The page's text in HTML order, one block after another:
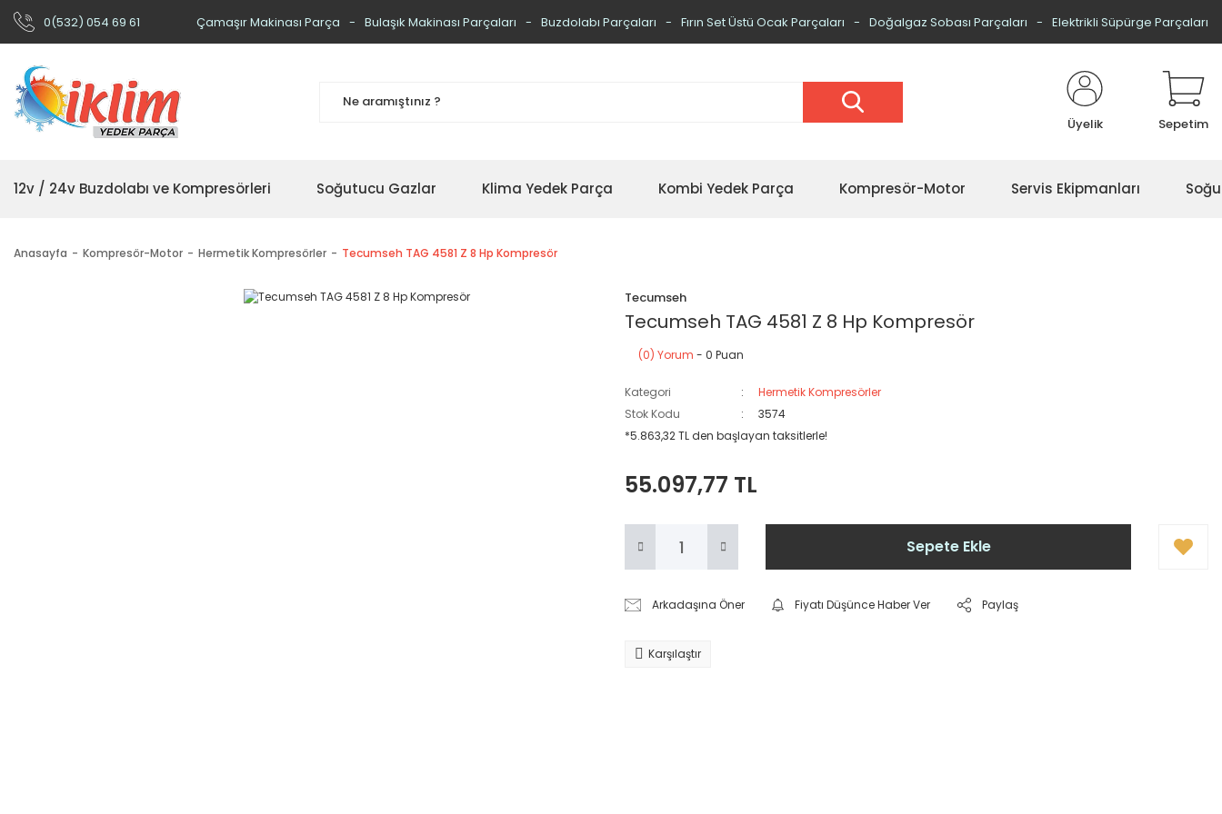
0(532) 054 69 61 Çamaşır Makinası Parça Bulaşık Makinası Parçaları Buzdolabı Parçaları Fırın Set Üstü Ocak Parçaları Doğalgaz Sobası Parçaları Elektrikli Süpürge Parçaları
Üyelik Sepetim
12v / 24v Buzdolabı ve Kompresörleri Soğutucu Gazlar Klima Yedek Parça Kombi Yedek Parça Kompresör-Motor Servis Ekipmanları
Anasayfa Kompresör-Motor Hermetik Kompresörler Tecumseh TAG 4581 Z 8 Hp Kompresör
Tecumseh
Tecumseh TAG 4581 Z 8 Hp Kompresör
(0) Yorum - 0 Puan
Kategori
Hermetik Kompresörler
Stok Kodu
3574
*5.863,32 TL den başlayan taksitlerle!
55.097,77 TL
Sepete Ekle
Arkadaşına Öner Fiyatı Düşünce Haber Ver Paylaş
Karşılaştır